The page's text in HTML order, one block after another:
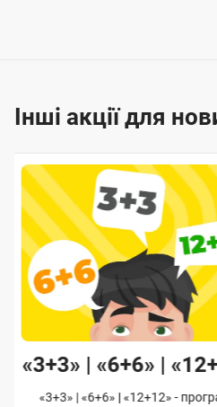
Інші акції для
«3+3» | «6+6» |
«3+3» | «6+6» | «12+12» -